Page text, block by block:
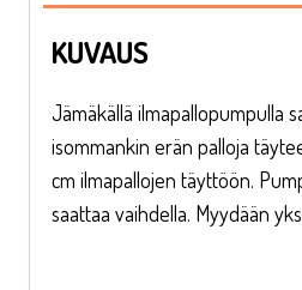
KUVAUS
Jämäkällä ilmapallopumpulla
isommankin erän palloja
cm ilmapallojen täyttöön.
saattaa vaihdella. Myydään